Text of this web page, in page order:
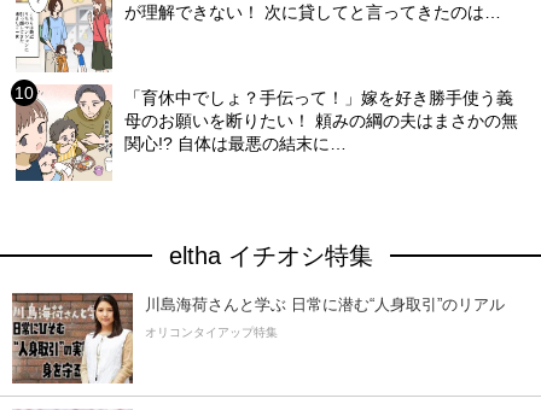
が理解できない！ 次に貸してと言ってきたのは…
「育休中でしょ？手伝って！」嫁を好き勝手使う義
母のお願いを断りたい！ 頼みの綱の夫はまさかの無
関心!? 自体は最悪の結末に…
eltha イチオシ特集
川島海荷さんと学ぶ 日常に潜む“人身取引”のリアル
オリコンタイアップ特集